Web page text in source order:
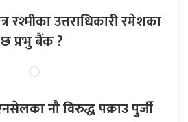
रश्मीका उत्तराधिकारी रमेशका
प्रभु बैंक ?
नौ विरुद्ध पक्राउ पुर्जी